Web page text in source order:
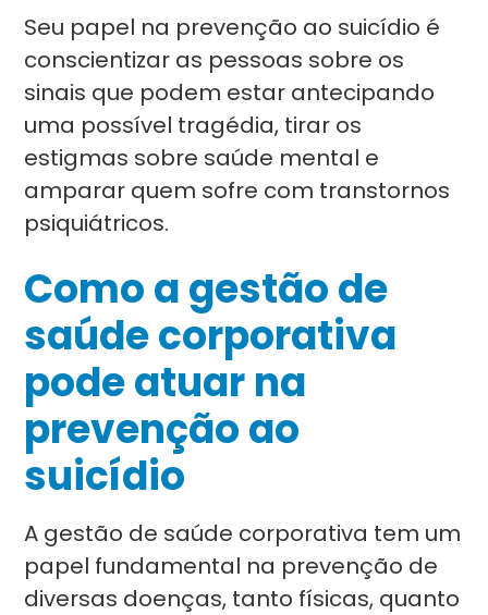
Seu papel na prevenção ao suicídio é
conscientizar as pessoas sobre os
sinais que podem estar antecipando
uma possível tragédia, tirar os
estigmas sobre saúde mental e
amparar quem sofre com transtornos
psiquiátricos.
Como a gestão de
saúde corporativa
pode atuar na
prevenção ao
suicídio
A gestão de saúde corporativa tem um
papel fundamental na prevenção de
diversas doenças, tanto físicas, quanto